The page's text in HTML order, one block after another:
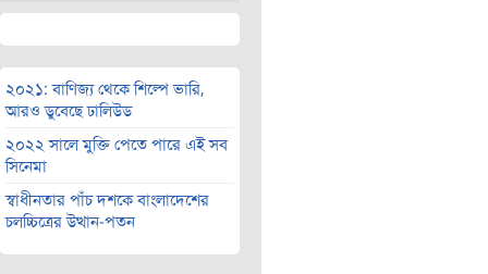
২০২১: বাণিজ্য থেকে শিল্পে ভারি,
আরও ডুবেছে ঢালিউড
২০২২ সালে মুক্তি পেতে পারে এই সব
সিনেমা
স্বাধীনতার পাঁচ দশকে বাংলাদেশের
চলচ্চিত্রের উত্থান-পতন